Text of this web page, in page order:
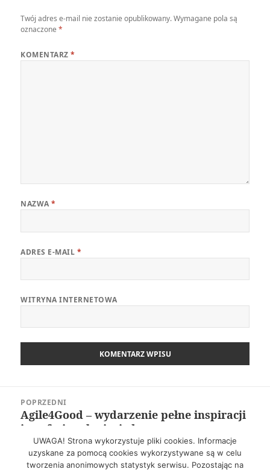
Twój adres e-mail nie zostanie opublikowany. Wymagane pola są
oznaczone*
KOMENTARZ*
NAZWA*
ADRES E-MAIL *
WITRYNA INTERNETOWA
wpisu
POPRZEDNI
Poprzedni
wpis:
Agile4Good – wydarzenie pełne inspiracji
i profesjonalnej wiedzy
NASTĘPNY
UWAGA! Strona wykorzystuje pliki cookies. Informacje
uzyskane za pomocą cookies wykorzystywane są w celu
tworzenia anonimowych statystyk serwisu. Pozostając na